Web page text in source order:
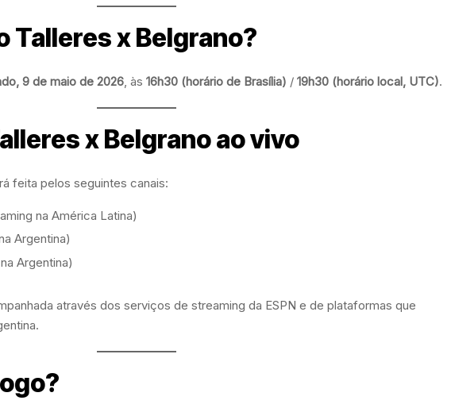
Talleres x Belgrano?
9 de maio de 2026 , às 16h30 (horário de Brasília) / 19h30 (horário local, UTC).
x Belgrano ao vivo
feita pelos seguintes canais:
na América Latina)
Argentina)
Argentina)
através dos serviços de streaming da ESPN e de plataformas que